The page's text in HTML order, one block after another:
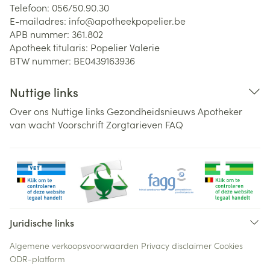
Telefoon: 056/50.90.30
E-mailadres: info@apotheekpopelier.be
APB nummer: 361.802
Apotheek titularis: Popelier Valerie
BTW nummer: BE0439163936
Nuttige links
Over ons Nuttige links Gezondheidsnieuws Apotheker
van wachtVoorschriftZorgtarieven FAQ
Juridische links
Algemene verkoopsvoorwaarden Privacy disclaimer Cookies
ODR-platform